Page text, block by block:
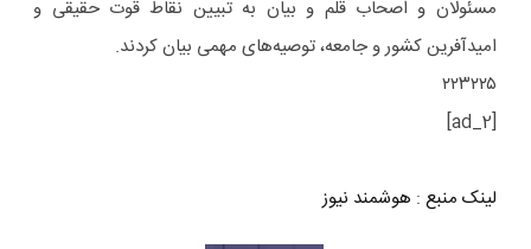
مسئولان و اصحاب قلم و بیان به تبیین نقاط قوت حقیقی و
امیدآفرین کشور و جامعه، توصیه‌های مهمی بیان کردند.
۲۲۳۲۲۵
[ad_2]
لینک منبع : هوشمند نیوز